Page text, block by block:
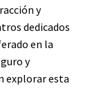
y
dedicados
en la
y
explorar esta